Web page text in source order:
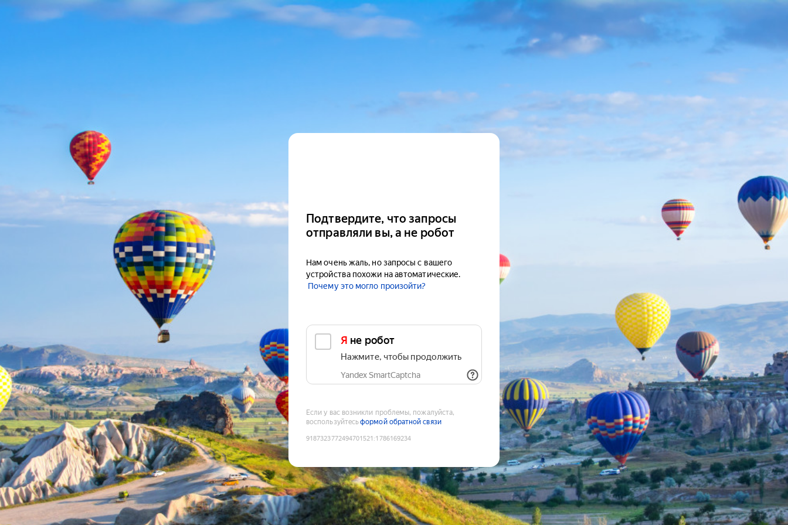
Подтвердите, что запросы
отправляли вы, а не робот
Нам очень жаль, но запросы с вашего
устройства похожи на автоматические.
Почему это могло произойти?
Я не робот
Нажмите, чтобы продолжить
Yandex SmartCaptcha
Если у вас возникли проблемы, пожалуйста,
воспользуйтесьформой обратной связи
9187323772494701521 :1786169234